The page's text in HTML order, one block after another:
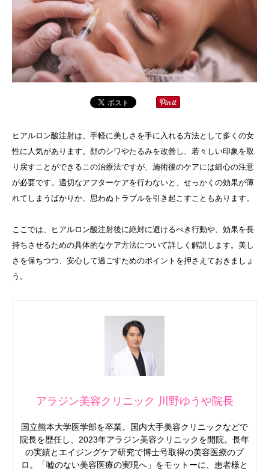
ヒアルロン酸注射は、手軽に美しさを手に入れる方法として多くの女
性に人気があります。顔のシワやたるみを改善し、若々しい印象を取
り戻すことができるこの治療法ですが、施術後のケアには細心の注意
が必要です。適切なアフターケアを行わないと、せっかくの効果が薄
れてしまうばかりか、思わぬトラブルを引き起こすこともあります。
ここでは、ヒアルロン酸注射後に絶対に避けるべき行動や、効果を長
持ちさせるための具体的なケア方法について詳しく解説します。美し
さを保ちつつ、安心して過ごすためのポイントを押さえておきましょ
う。
アラジン美容クリニック 川野ゆうや院長
国立熊本大学医学部を卒業。国内大手美容クリニックなどで
院長を歴任し、2023年アラジン美容クリニックを開院。長年
の実績とエイジングケア研究で博士号取得の美容医療のプ
ロ。「嘘のない美容医療の実現へ」をモットーに、患者様と